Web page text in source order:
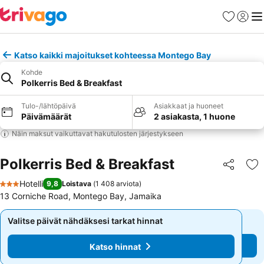
Suosikit
Katso kaikki majoitukset kohteessa Montego Bay
Kohde
Polkerris Bed & Breakfast
Tulo-/lähtöpäivä
Päivämäärät
Asiakkaat ja huoneet
2 asiakasta, 1 huone
Näin maksut vaikuttavat hakutulosten järjestykseen
Polkerris Bed & Breakfast Jaa
3 Tähtiluokitus
Hotelli 9,8 Loistava (1 408 arviota)
13 Corniche Road, Montego Bay, Jamaika
Valitse päivät nähdäksesi tarkat hinnat
Katso hinnat
Valitse päivät nähdäksesi tarkat hinnat
Katso hinnat